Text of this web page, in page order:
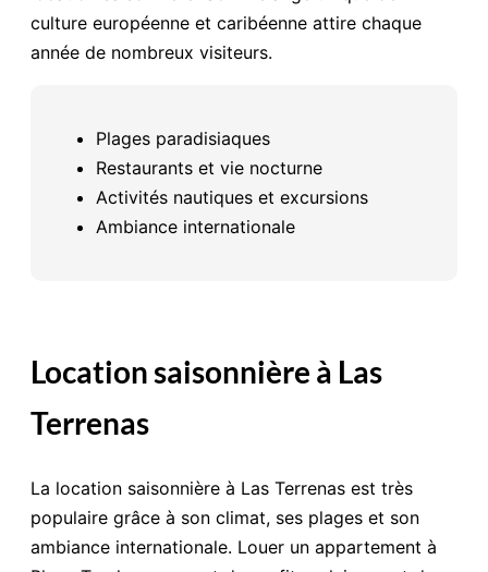
culture européenne et caribéenne attire chaque
année de nombreux visiteurs.
Plages paradisiaques
Restaurants et vie nocturne
Activités nautiques et excursions
Ambiance internationale
Location saisonnière à Las
Terrenas
La location saisonnière à Las Terrenas est très
populaire grâce à son climat, ses plages et son
ambiance internationale. Louer un appartement à